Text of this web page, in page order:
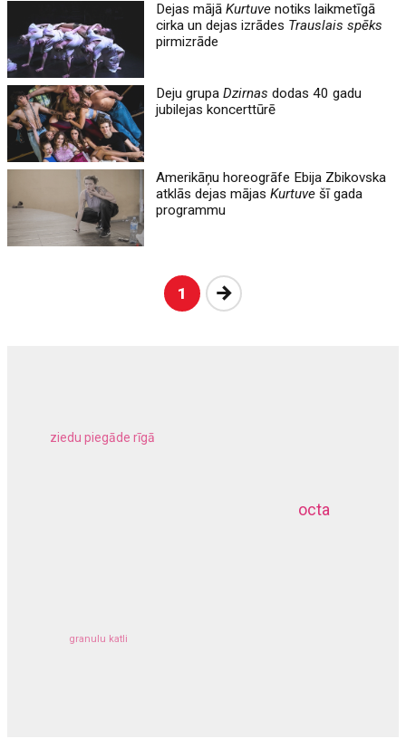
Dejas mājāKurtuve notiks laikmetīgā
cirka un dejas izrādes Trauslais spēks
pirmizrāde
Deju grupaDzirnas dodas 40 gadu
jubilejas koncerttūrē
Amerikāņu horeogrāfe Ebija Zbikovska
atklās dejas mājasKurtuve šī gada
programmu
1 Nākošā
octa
ziedu piegāde rīgā
granulu katli
dziļurbums